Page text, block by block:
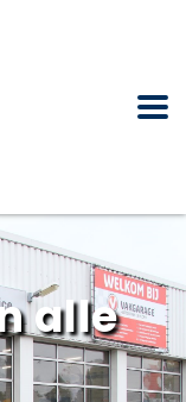
alle